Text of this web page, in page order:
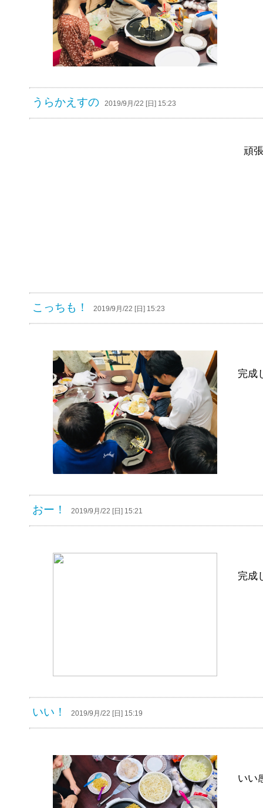
うらかえすの 2019/9月/22 [日] 15:23
頑
こっちも！ 2019/9月/22 [日] 15:23
完成
おー！ 2019/9月/22 [日] 15:21
完成
いい！ 2019/9月/22 [日] 15:19
いい